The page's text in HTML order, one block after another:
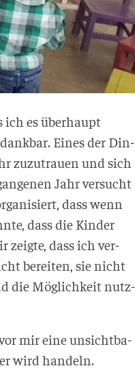
es über­haupt
Eines der Din­
zuzu­trau­en und sich
Jahr ver­sucht
dass wenn
dass die Kin­der
zeig­te, dass ich ver­
berei­ten, sie nicht
die Mög­lich­keit nutz­
mir eine unsicht­ba­
wird handeln.